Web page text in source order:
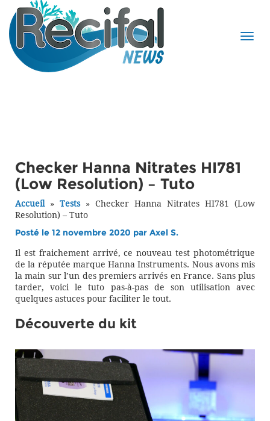
Checker Hanna Nitrates HI781
(Low Resolution) – Tuto
Accueil» Tests» Checker Hanna Nitrates HI781 (Low
Resolution) – Tuto
Posté le 12 novembre 2020 par Axel S.
Il est fraichement arrivé, ce nouveau test photométrique
de la réputée marque Hanna Instruments. Nous avons mis
la main sur l’un des premiers arrivés en France. Sans plus
tarder, voici le tuto pas-à-pas de son utilisation avec
quelques astuces pour faciliter le tout.
Découverte du kit